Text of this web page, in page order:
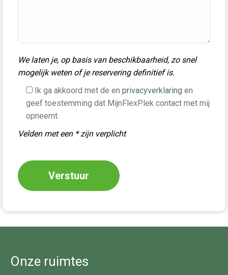
We laten je, op basis van beschikbaarheid, zo snel
mogelijk weten of je reservering definitief is.
Ik ga akkoord met de en privacyverklaring en
geef toestemming dat MijnFlexPlek contact met mij
opneemt.
Velden met een * zijn verplicht
Onze ruimtes